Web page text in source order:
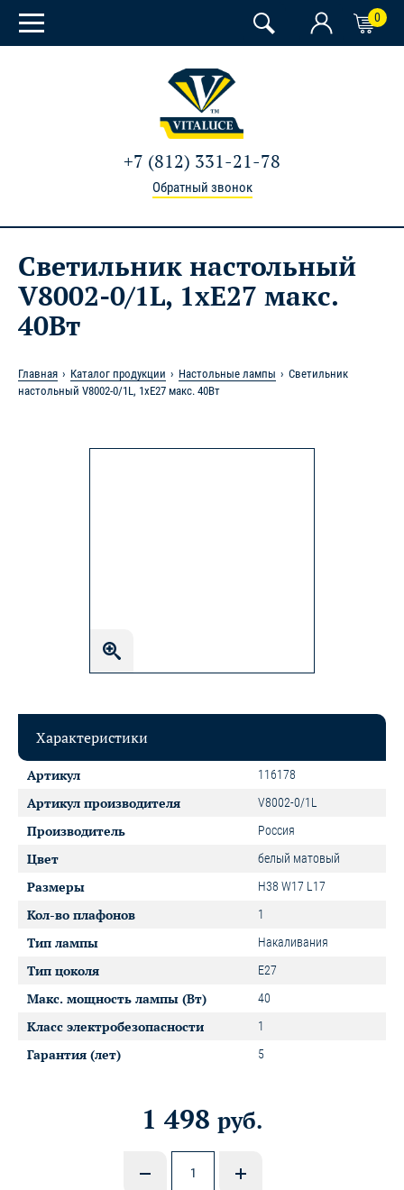
0
+7 (812) 331-21-78
Обратный звонок
Светильник настольный
V8002-0/1L, 1xE27 макс.
40Вт
Главная Каталог продукции Настольные лампы
Светильник
настольный V8002-0/1L, 1xE27 макс. 40Вт
Характеристики
Артикул 116178
Артикул производителя V8002-0/1L
Производитель Россия
Цвет белый матовый
Размеры H38 W17 L17
Кол-во плафонов 1
Тип лампы Накаливания
Тип цоколя E27
Макс. мощность лампы (Вт) 40
Класс электробезопасности 1
Гарантия (лет) 5
1 498 руб.